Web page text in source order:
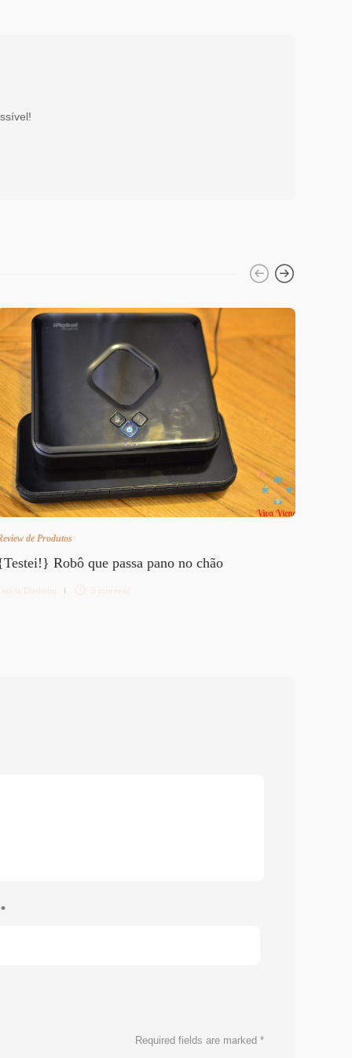
de Produtos
Robô que passa pano no chão
Diethelm 5 min read
*
Required fields are marked *